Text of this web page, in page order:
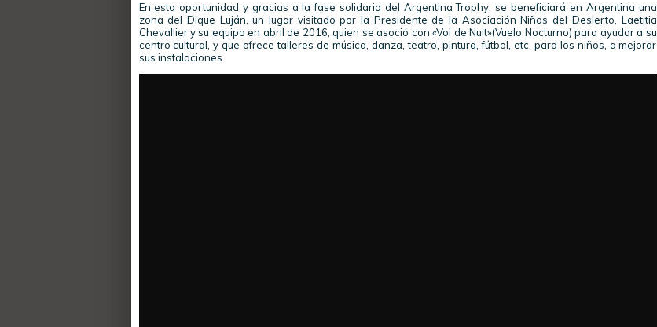
En esta oportunidad y gracias a la fase solidaria del Argentina Trophy, se beneficiará en Argentina una
zona del Dique Luján, un lugar visitado por la Presidente de la Asociación Niños del Desierto, Laetitia
Chevallier y su equipo en abril de 2016, quien se asoció con «Vol de Nuit»(Vuelo Nocturno) para ayudar a su
centro cultural, y que ofrece talleres de música, danza, teatro, pintura, fútbol, etc. para los niños, a mejorar
sus instalaciones.